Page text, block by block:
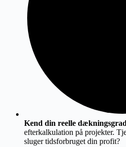
Kend din reelle
efterkalkulation på projekter.
sluger tidsforbruget din profit?